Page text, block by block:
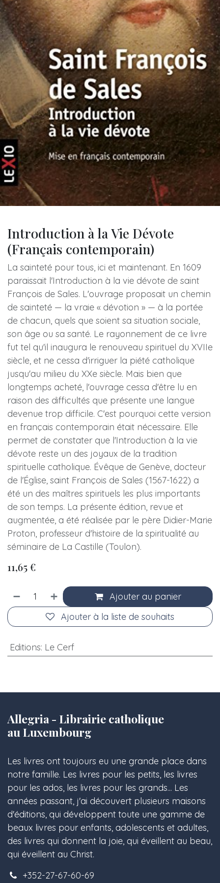
Introduction à la Vie Dévote
(Français contemporain)
La sainteté pour tous, ici et maintenant. En 1609
paraissait l'Introduction à la vie dévote de saint
François de Sales. L'ouvrage proposait un chemin
de sainteté — la vraie « dévotion » — à la portée
de chacun, quels que soient sa situation sociale,
son âge ou sa santé. Le rayonnement de ce livre
fut tel qu'il inaugura le renouveau spirituel du XVIIe
siècle, et ne cessa d'irriguer la piété catholique
jusqu'au milieu du XXe siècle. Mais bien que
longtemps acheté, l'ouvrage cessa d'être lu en
raison des difficultés que présente une langue
devenue trop difficile. C'est pourquoi cette version
en français contemporain était nécessaire. Elle
permet de constater que l'Introduction à la vie
dévote reste un des joyaux de la tradition
spirituelle catholique. Évêque de Genève, docteur
de l'Église, saint François de Sales (1567-1622) a
été un des maîtres spirituels les plus importants
de son temps. La présente édition, revue et
augmentée, a été réalisée par le père Didier-Marie
Proton, professeur d'histoire de la spiritualité au
séminaire de La Castille (Toulon).
11,65€
Ajouter au panier
Ajouter à la liste de souhaits
Editions: Le Cerf
Allegria - Librairie catholique
au Luxembourg
Les livres ont toujours eu une grande place dans
notre famille. Les livres pour les petits, les livres
pour les ados, les livres pour les grands... Les
années passant, j'ai découvert plusieurs maisons
d'éditions, qui développent toute une gamme de
beaux livres pour enfants, adolescents et adultes,
des livres qui donnent la joie, qui éveillent au beau,
qui éveillent au Christ.
+352-27-67-60-69